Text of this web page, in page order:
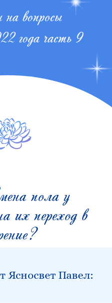
вопросы
года часть 9
пола у
их переход в
Ясносвет Павел: